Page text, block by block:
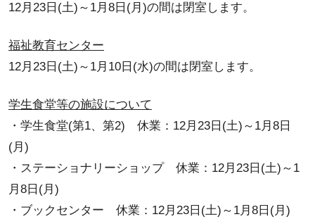
12月23日(土)～1月8日(月)の間は閉室します。
福祉教育センター
12月23日(土)～1月10日(水)の間は閉室します。
学生食堂等の施設について
・学生食堂(第1、第2) 休業：12月23日(土)～1月8日
(月)
・ステーショナリーショップ 休業：12月23日(土)～1
月8日(月)
・ブックセンター 休業：12月23日(土)～1月8日(月)